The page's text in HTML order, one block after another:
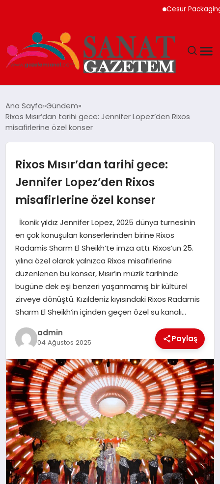
Cesur Packaging,
TEKNOLOJI
YAŞAM
EKONOMI
SAĞLIK
DÜNYA
EĞITIM
Ana Sayfa Gündem
Rixos Mısır’dan tarihi gece: Jennifer Lopez’den Rixos
misafirlerine özel konser
Rixos Mısır’dan tarihi gece:
Jennifer Lopez’den Rixos
misafirlerine özel konser
İkonik yıldız Jennifer Lopez, 2025 dünya turnesinin
en çok konuşulan konserlerinden birine Rixos
Radamis Sharm El Sheikh’te imza attı. Rixos’un 25.
yılına özel olarak yalnızca Rixos misafirlerine
düzenlenen bu konser, Mısır’ın müzik tarihinde
bugüne dek eşi benzeri yaşanmamış bir kültürel
zirveye dönüştü. Kızıldeniz kıyısındaki Rixos Radamis
Sharm El Sheikh’in içinden geçen özel su kanalı…
admin
04 Ağustos 2025 Paylaş